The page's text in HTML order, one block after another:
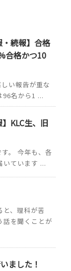
・続報】合格
合格かつ10
い報告が重な
96名から1 ...
】KLC生、旧
。 今年も、各
いています ...
、理科が苦
話を聞くことが
ました！